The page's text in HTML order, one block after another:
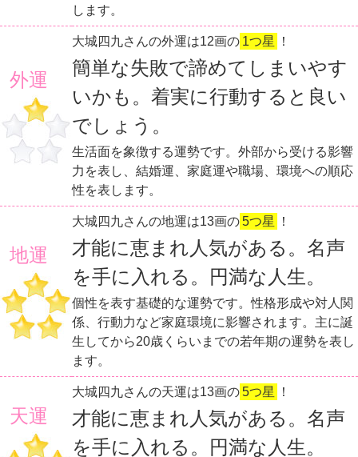
します。
外運
大城四九さんの外運は12画の 1つ星 ！
簡単な失敗で諦めてしまいやす
いかも。着実に行動すると良い
でしょう。
生活面を象徴する運勢です。外部から受ける影響
力を表し、結婚運、家庭運や職場、環境への順応
性を表します。
地運
大城四九さんの地運は13画の5つ星 ！
才能に恵まれ人気がある。名声
を手に入れる。円満な人生。
個性を表す基礎的な運勢です。性格形成や対人関
係、行動力など家庭環境に影響されます。主に誕
生してから20歳くらいまでの若年期の運勢を表し
ます。
天運
大城四九さんの天運は13画の5つ星 ！
才能に恵まれ人気がある。名声
を手に入れる。円満な人生。